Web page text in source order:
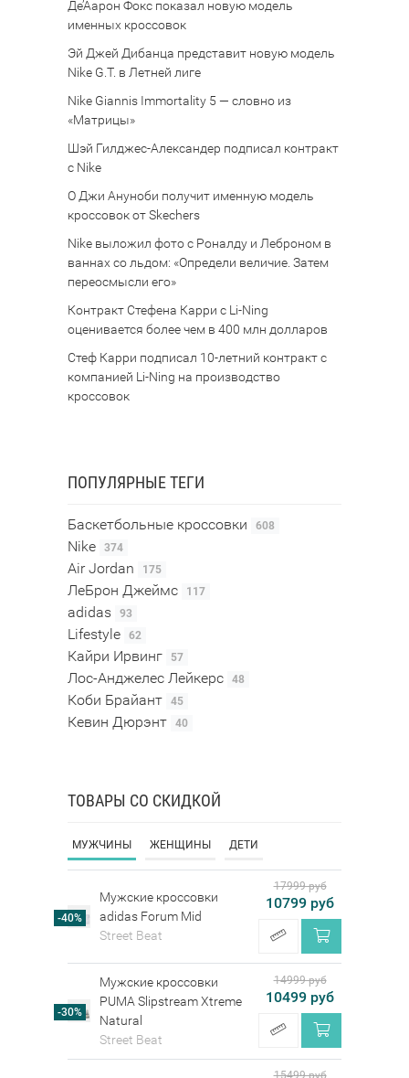
Де’Аарон Фокс показал новую модель
именных кроссовок
Эй Джей Дибанца представит новую модель
Nike G.T. в Летней лиге
Nike Giannis Immortality 5 — словно из
«Матрицы»
Шэй Гилджес-Александер подписал контракт
с Nike
О Джи Ануноби получит именную модель
кроссовок от Skechers
Nike выложил фото с Роналду и Леброном в
ваннах со льдом: «Определи величие. Затем
переосмысли его»
Контракт Стефена Карри с Li-Ning
оценивается более чем в 400 млн долларов
Стеф Карри подписал 10-летний контракт с
компанией Li-Ning на производство
кроссовок
ПОПУЛЯРНЫЕ ТЕГИ
Баскетбольные кроссовки 608
Nike 374
Air Jordan 175
ЛеБрон Джеймс 117
adidas 93
Lifestyle 62
Кайри Ирвинг 57
Лос-Анджелес Лейкерс 48
Коби Брайант 45
Кевин Дюрэнт 40
ТОВАРЫ СО СКИДКОЙ
МУЖЧИНЫ ЖЕНЩИНЫ ДЕТИ
-40%
Мужские кроссовки
adidas Forum Mid
Street Beat
17999 руб
10799 руб
-30%
Мужские кроссовки
PUMA Slipstream Xtreme
Natural
Street Beat
14999 руб
10499 руб
15499 руб